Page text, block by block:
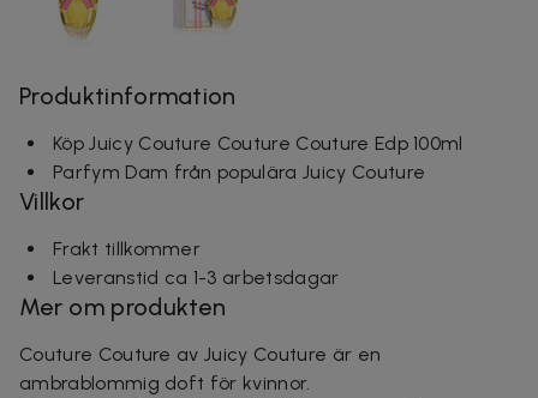
Produktinformation
Köp Juicy Couture Couture Couture Edp 100ml
Parfym Dam från populära Juicy Couture
Villkor
Frakt tillkommer
Leveranstid ca 1-3 arbetsdagar
Mer om produkten
Couture Couture av Juicy Couture är en
ambrablommig doft för kvinnor.